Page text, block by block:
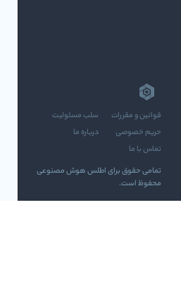
قوانین و مقررات
سلب مسئولیت
حریم خصوصی
درباره ما
تماس با ما
تمامی حقوق برای اطلس هوش مصنوعی
محفوظ است.